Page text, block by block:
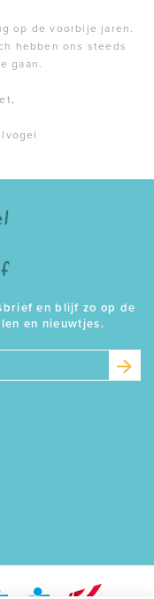
op de voorbije jaren.
hebben ons steeds
gaan.
en blijf zo op de
en nieuwtjes.